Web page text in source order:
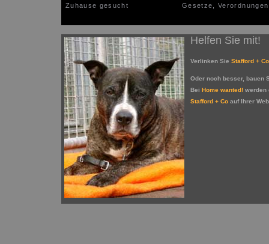
Zuhause gesucht Gesetze,
Helfen Sie mit!
Verlinken Sie Stafford + Co
Oder noch besser, bauen
Bei Home wanted! werden
Stafford + Co auf Ihrer